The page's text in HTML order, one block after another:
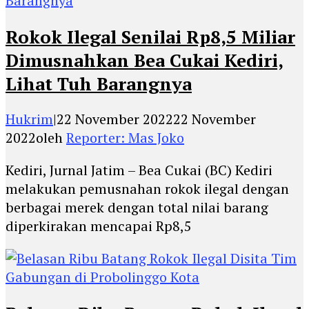
Rokok Ilegal Senilai Rp8,5 Miliar
Dimusnahkan Bea Cukai Kediri,
Lihat Tuh Barangnya
Hukrim|22 November 202222 November
2022olehReporter: Mas Joko
Kediri, Jurnal Jatim – Bea Cukai (BC) Kediri
melakukan pemusnahan rokok ilegal dengan
berbagai merek dengan total nilai barang
diperkirakan mencapai Rp8,5